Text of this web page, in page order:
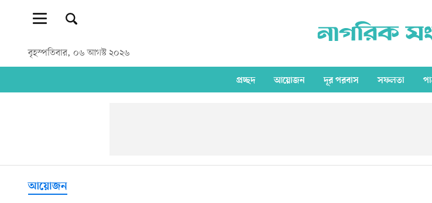
বৃহস্পতিবার, ০৬ আগস্ট ২০২৬
প্রচ্ছদ আয়োজন দূর পরবাস সফলতা
আয়োজন